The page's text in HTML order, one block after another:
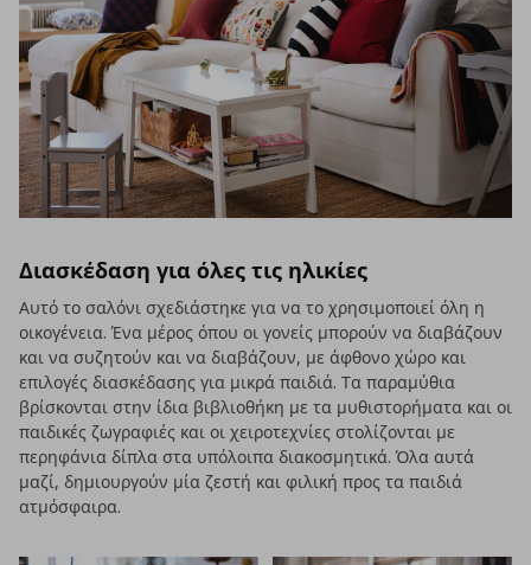
Διασκέδαση για όλες τις ηλικίες
Αυτό το σαλόνι σχεδιάστηκε για να το χρησιμοποιεί όλη η
οικογένεια. Ένα μέρος όπου οι γονείς μπορούν να διαβάζουν
και να συζητούν και να διαβάζουν, με άφθονο χώρο και
επιλογές διασκέδασης για μικρά παιδιά. Τα παραμύθια
βρίσκονται στην ίδια βιβλιοθήκη με τα μυθιστορήματα και οι
παιδικές ζωγραφιές και οι χειροτεχνίες στολίζονται με
περηφάνια δίπλα στα υπόλοιπα διακοσμητικά. Όλα αυτά
μαζί, δημιουργούν μία ζεστή και φιλική προς τα παιδιά
ατμόσφαιρα.